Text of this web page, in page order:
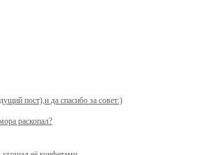
пост),и да спасибо за совет:)
раскопал?